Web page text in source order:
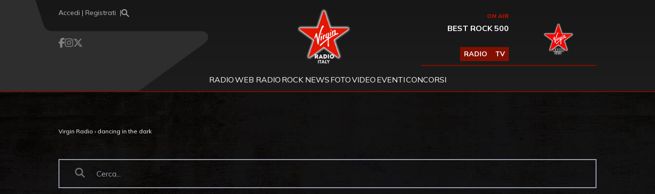
Accedi | Registrati Virgin Radio ON AIR
BEST ROCK 500
RADIO TV
RADIOWEB RADIO ROCK NEWS FOTOVIDEO EVENTICONCORSI
Virgin Radio › dancing in the dark